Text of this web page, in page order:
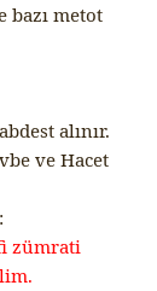
metot
alınır.
ve Hacet
zümrati